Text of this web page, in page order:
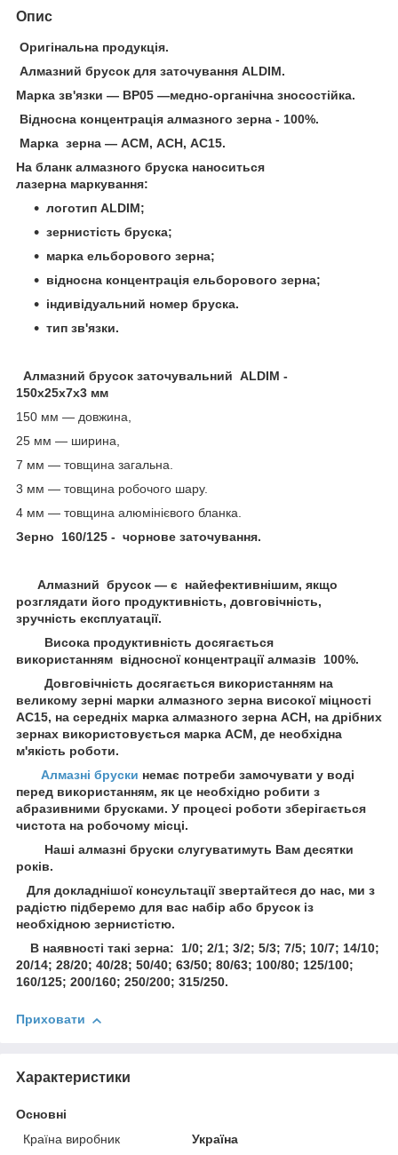
Опис
Оригінальна продукція.
Алмазний брусок для заточування ALDIM.
Марка зв'язки — ВР05 —медно-органічна зносостійка.
Відносна концентрація алмазного зерна - 100%.
Марка зерна — АСМ, АСН, АС15.
На бланк алмазного бруска наноситься
лазерна маркування:
логотип ALDIM;
зернистість бруска;
марка ельборового зерна;
відносна концентрація ельборового зерна;
індивідуальний номер бруска.
тип зв'язки.
Алмазний брусок заточувальний ALDIM -
150х25х7х3 мм
150 мм — довжина,
25 мм — ширина,
7 мм — товщина загальна.
3 мм — товщина робочого шару.
4 мм — товщина алюмінієвого бланка.
Зерно 160/125 - чорнове заточування.
Алмазний брусок — є найефективнішим, якщо
розглядати його продуктивність, довговічність,
зручність експлуатації.
Висока продуктивність досягається
використанням відносної концентрації алмазів 100%.
Довговічність досягається використанням на
великому зерні марки алмазного зерна високої міцності
АС15, на середніх марка алмазного зерна АСН, на дрібних
зернах використовується марка ACM, де необхідна
м'якість роботи.
Алмазні бруски немає потреби замочувати у воді
перед використанням, як це необхідно робити з
абразивними брусками. У процесі роботи зберігається
чистота на робочому місці.
Наші алмазні бруски слугуватимуть Вам десятки
років.
Для докладнішої консультації звертайтеся до нас, ми з
радістю підберемо для вас набір або брусок із
необхідною зернистістю.
В наявності такі зерна: 1/0; 2/1; 3/2; 5/3; 7/5; 10/7; 14/10;
20/14; 28/20; 40/28; 50/40; 63/50; 80/63; 100/80; 125/100;
160/125; 200/160; 250/200; 315/250.
Приховати
Характеристики
Основні
Країна виробник
Україна